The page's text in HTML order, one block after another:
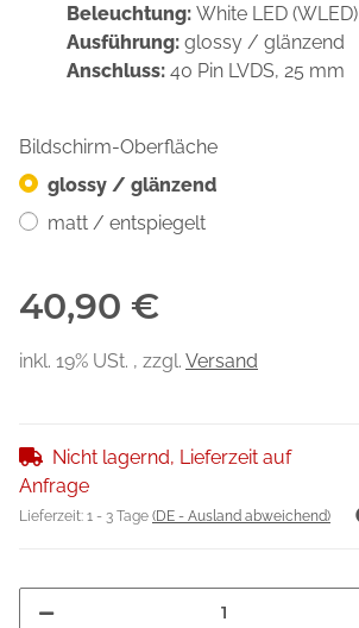
Beleuchtung: White LED (WLED)
Ausführung: glossy / glänzend
Anschluss: 40 Pin LVDS, 25 mm
Bildschirm-Oberfläche
glossy / glänzend
matt / entspiegelt
40,90 €
inkl. 19% USt. , zzgl. Versand
Nicht lagernd, Lieferzeit auf
Anfrage
Lieferzeit: 1 - 3 Tage (DE - Ausland abweichend)